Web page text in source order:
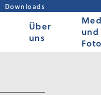
Downloads
Über
uns
und